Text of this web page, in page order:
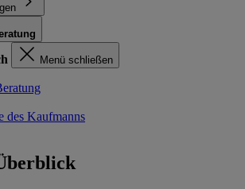
Menü schließen
des Kaufmanns